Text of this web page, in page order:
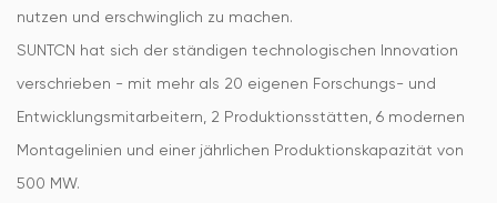
nutzen und erschwinglich zu machen.
SUNTCN hat sich der ständigen technologischen Innovation
verschrieben - mit mehr als 20 eigenen Forschungs- und
Entwicklungsmitarbeitern, 2 Produktionsstätten, 6 modernen
Montagelinien und einer jährlichen Produktionskapazität von
500 MW.